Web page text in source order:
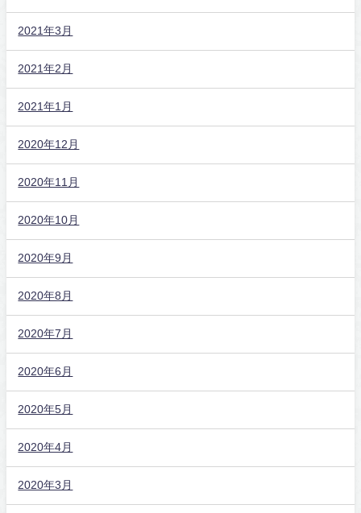
2021年3月
2021年2月
2021年1月
2020年12月
2020年11月
2020年10月
2020年9月
2020年8月
2020年7月
2020年6月
2020年5月
2020年4月
2020年3月